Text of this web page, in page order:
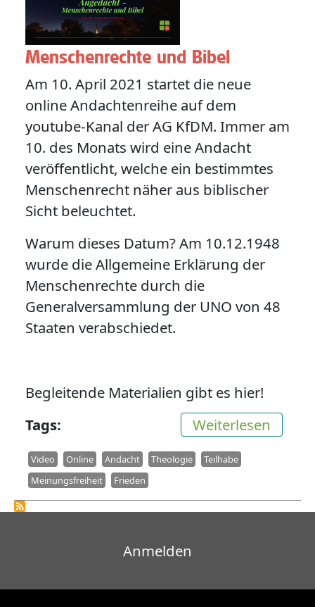
Menschenrechte und Bibel
Am 10. April 2021 startet die neue
online Andachtenreihe auf dem
youtube-Kanal der AG KfDM. Immer am
10. des Monats wird eine Andacht
veröffentlicht, welche ein bestimmtes
Menschenrecht näher aus biblischer
Sicht beleuchtet.
Warum dieses Datum? Am 10.12.1948
wurde die Allgemeine Erklärung der
Menschenrechte durch die
Generalversammlung der UNO von 48
Staaten verabschiedet.
Begleitende Materialien gibt es hier!
Weiterlesen
Tags
Video Online Andacht Theologie
Teilhabe
Meinungsfreiheit
Frieden
Benutzermenü
Anmelden